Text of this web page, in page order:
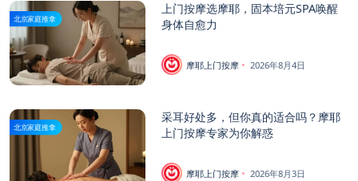
北京家庭推拿
上门按摩选摩耶，固本培元SPA唤醒
身体自愈力
摩耶上门按摩 2026年8月4日
北京家庭推拿
采耳好处多，但你真的适合吗？摩耶
上门按摩专家为你解惑
摩耶上门按摩 2026年8月3日